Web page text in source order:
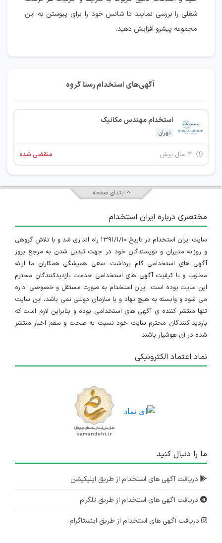
شغلی را بررسی نمایید تا شانس خود را برای پیوستن به این
مجموعه پیشرو افزایش دهید.
آگهی‌های استخدام رستا گروه
استخدام مهندس مکانیک
تهران
منقضی شده
ابتدای صفحه
مختصری درباره ایران استخدام
سایت ایران استخدام در تاریخ ۱۳۹۱/۱/۱۰ راه اندازی شد و با تلاش گروهی
و روزانه مدیران و نویسندگان خود در جهت تبدیل شدن به مرجع بروز
آگهی های استخدامی گام برداشت. سعی همیشگی همکاران ما ارائه
مطلوب و با کیفیت آگهی های استخدامی خدمت بازدیدکنندگان محترم
این سایت بوده است. ایران استخدام به صورت مستقل و خصوصی اداره
می شود و وابسته به هیچ نهاد و یا سازمان دولتی نمی باشد، این سایت
تنها منتشر کننده ی آگهی های استخدامی بوده و بنابراین لازم است که
بازدید کنندگان محترم سایت خود نسبت به صحت و سقم اخبار منتشر
شده در آن هوشیار باشند.
نماد اعتماد الکترونیکی
ما را دنبال کنید
دریافت آگهی های استخدام از طریق اپلیکیشن
دریافت آگهی های استخدام از طریق تلگرام
دریافت آگهی های استخدام از طریق اینستاگرام